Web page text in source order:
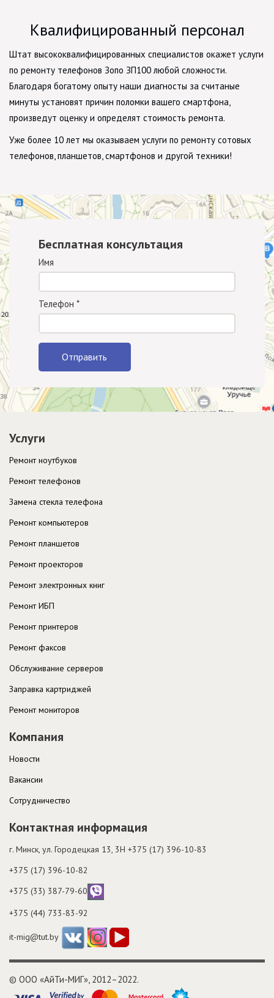
Квалифицированный персонал
Штат высококвалифицированных специалистов окажет услуги
по ремонту телефонов Зопо ЗП100 любой сложности.
Благодаря богатому опыту наши диагносты за считаные
минуты установят причин поломки вашего смартфона,
произведут оценку и определят стоимость ремонта.
Уже более 10 лет мы оказываем услуги по ремонту сотовых
телефонов, планшетов, смартфонов и другой техники!
Бесплатная консультация
Имя
Телефон *
Отправить
Услуги
Ремонт ноутбуков
Ремонт телефонов
Замена стекла телефона
Ремонт компьютеров
Ремонт планшетов
Ремонт проекторов
Ремонт электронных книг
Ремонт ИБП
Ремонт принтеров
Ремонт факсов
Обслуживание серверов
Заправка картриджей
Ремонт мониторов
Компания
Новости
Вакансии
Cотрудничество
Контактная информация
г. Минск, ул. Городецкая 13, 3H +375 (17) 396-10-83
+375 (17) 396-10-82
+375 (33) 387-79-60
+375 (44) 733-83-92
it-mig@tut.by
© ООО «АйТи-МИГ», 2012–2022.